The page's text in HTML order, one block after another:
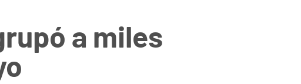
a miles